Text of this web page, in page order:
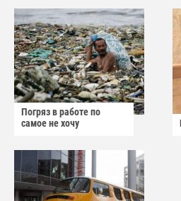
Погряз в работе по
самое не хочу